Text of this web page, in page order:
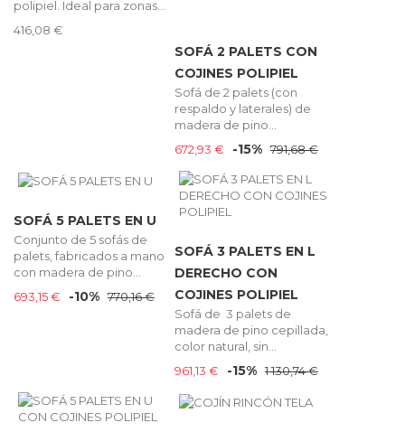
polipiel. Ideal para zonas...
416,08 €
SOFÁ 2 PALETS CON
COJINES POLIPIEL
Sofá de 2 palets (con
respaldo y laterales) de
madera de pino...
672,93 €
-15% 791,68 €
SOFÁ 5 PALETS EN U
Conjunto de 5 sofás de
palets, fabricados a mano
con madera de pino...
693,15 €
-10% 770,16 €
SOFÁ 3 PALETS EN L
DERECHO CON
COJINES POLIPIEL
Sofá de 3 palets de
madera de pino cepillada,
color natural, sin...
961,13 €
-15% 1 130,74 €